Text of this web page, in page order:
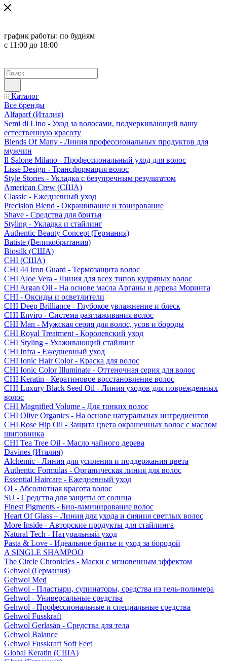
график работы: по будням
с 11:00 до 18:00
Каталог
Все бренды
Alfaparf (Италия)
Semi di Lino - Уход за волосами, подчеркивающий вашу
естественную красоту
Blends Of Many - Линия профессиональных продуктов для
мужчин
Il Salone Milano - Профессиональный уход для волос
Lisse Design - Трансформация волос
Style Stories - Укладка с безупречным результатом
American Crew (США)
Classic - Ежедневный уход
Precision Blend - Окрашивание и тонирование
Shave - Средства для бритья
Styling - Укладка и стайлинг
Authentic Beauty Concept (Германия)
Batiste (Великобритания)
Biosilk (США)
CHI (США)
CHI 44 Iron Guard - Термозащита волос
CHI Aloe Vera - Линия для всех типов кудрявых волос
CHI Argan Oil - На основе масла Арганы и дерева Моринга
CHI - Оксиды и осветлители
CHI Deep Brilliance - Глубокое увлажнение и блеск
CHI Enviro - Система разглаживания волос
CHI Man - Мужская серия для волос, усов и бороды
CHI Royal Treatment - Королевский уход
CHI Styling - Ухаживающий стайлинг
CHI Infra - Ежедневный уход
CHI Ionic Hair Color - Краска для волос
CHI Ionic Color Illuminate - Оттеночная серия для волос
CHI Keratin - Кератиновое восстановление волос
CHI Luxury Black Seed Oil - Линия уходов для поврежденных
волос
CHI Magnified Volume - Для тонких волос
CHI Olive Organics - На основе натуральных ингредиентов
CHI Rose Hip Oil - Защита цвета окрашенных волос с маслом
шиповника
CHI Tea Tree Oil - Масло чайного дерева
Davines (Италия)
Alchemic - Линия для усиления и поддержания цвета
Authentic Formulas - Органическая линия для волос
Essential Haircare - Eжедневный уход
OI - Абсолютная красота волос
SU - Средства для защиты от солнца
Finest Pigments - Био-ламинирование волос
Heart Of Glass – Линия для ухода и сияния светлых волос
More Inside - Авторские продукты для стайлинга
Natural Tech - Натуральный уход
Pasta & Love - Идеальное бритье и уход за бородой
A SINGLE SHAMPOO
The Circle Chronicles - Маски с мгновенным эффектом
Gehwol (Германия)
Gehwol Med
Gehwol - Пластыри, супинаторы, средства из гель-полимера
Gehwol - Универсальные средства
Gehwol - Профессиональные и специальные средства
Gehwol Fusskraft
Gehwol Gerlasan - Средства для тела
Gehwol Balance
Gehwol Fusskraft Soft Feet
Global Keratin (США)